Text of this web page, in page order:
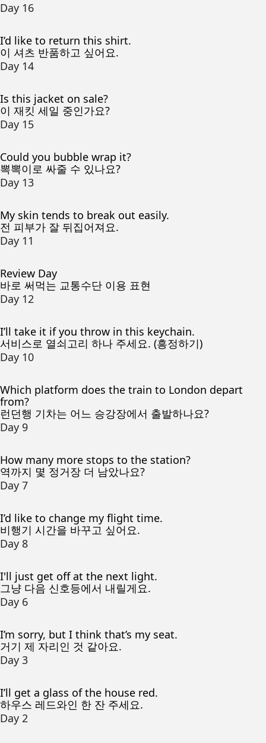
Day 16
I’d like to return this shirt.
이 셔츠 반품하고 싶어요.
Day 14
Is this jacket on sale?
이 재킷 세일 중인가요?
Day 15
Could you bubble wrap it?
뽁뽁이로 싸줄 수 있나요?
Day 13
My skin tends to break out easily.
전 피부가 잘 뒤집어져요.
Day 11
Review Day
바로 써먹는 교통수단 이용 표현
Day 12
I’ll take it if you throw in this keychain.
서비스로 열쇠고리 하나 주세요. (흥정하기)
Day 10
Which platform does the train to London depart
from?
런던행 기차는 어느 승강장에서 출발하나요?
Day 9
How many more stops to the station?
역까지 몇 정거장 더 남았나요?
Day 7
I’d like to change my flight time.
비행기 시간을 바꾸고 싶어요.
Day 8
I'll just get off at the next light.
그냥 다음 신호등에서 내릴게요.
Day 6
I’m sorry, but I think that’s my seat.
거기 제 자리인 것 같아요.
Day 3
I’ll get a glass of the house red.
하우스 레드와인 한 잔 주세요.
Day 2